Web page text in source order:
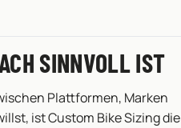
SINNVOLL IST
Plattformen, Marken
ist Custom Bike Sizing die